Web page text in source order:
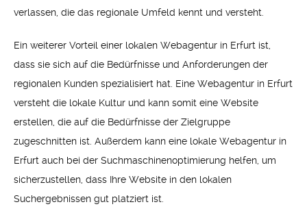
verlassen, die das regionale Umfeld kennt und versteht.
Ein weiterer Vorteil einer lokalen Webagentur in Erfurt ist,
dass sie sich auf die Bedürfnisse und Anforderungen der
regionalen Kunden spezialisiert hat. Eine Webagentur in Erfurt
versteht die lokale Kultur und kann somit eine Website
erstellen, die auf die Bedürfnisse der Zielgruppe
zugeschnitten ist. Außerdem kann eine lokale Webagentur in
Erfurt auch bei der Suchmaschinenoptimierung helfen, um
sicherzustellen, dass Ihre Website in den lokalen
Suchergebnissen gut platziert ist.